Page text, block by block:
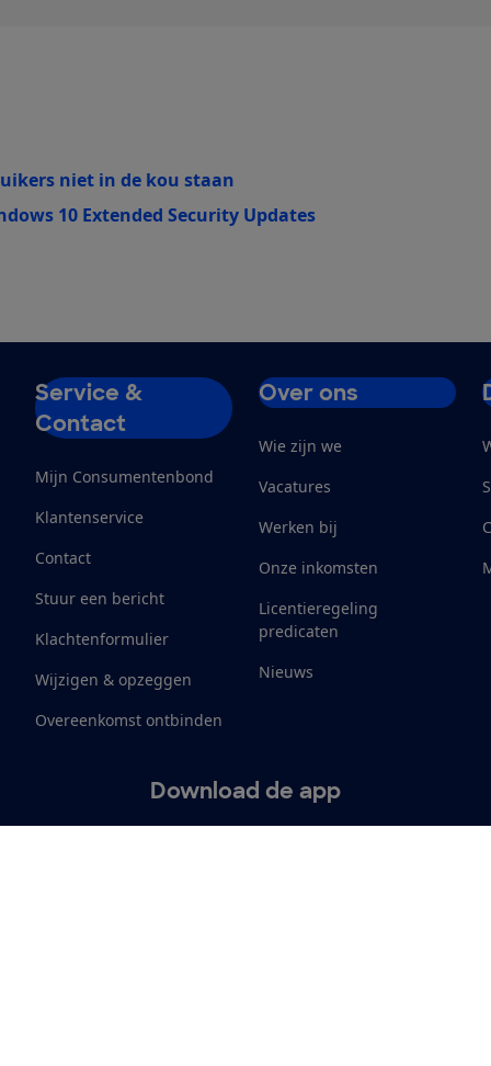
niet in de kou staan
10 Extended Security Updates
Service &
Contact
Mijn Consumentenbond
Klantenservice
Contact
Stuur een bericht
Klachtenformulier
Wijzigen & opzeggen
Overeenkomst ontbinden
Over ons
Wie zijn we
Vacatures
Werken bij
Onze inkomsten
Licentieregeling
predicaten
Nieuws
Download de app